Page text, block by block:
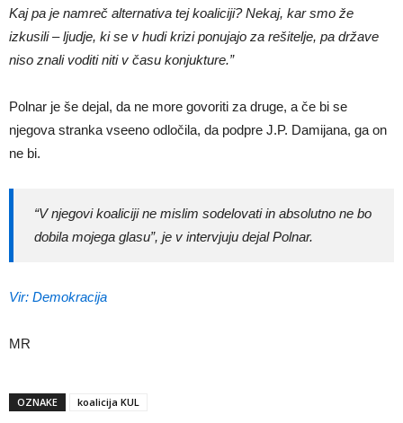
Kaj pa je namreč alternativa tej koaliciji? Nekaj, kar smo že
izkusili – ljudje, ki se v hudi krizi ponujajo za rešitelje, pa države
niso znali voditi niti v času konjukture.”
Polnar je še dejal, da ne more govoriti za druge, a če bi se
njegova stranka vseeno odločila, da podpre J.P. Damijana, ga on
ne bi.
“V njegovi koaliciji ne mislim sodelovati in absolutno ne bo
dobila mojega glasu”, je v intervjuju dejal Polnar.
Vir: Demokracija
MR
OZNAKE koalicija KUL